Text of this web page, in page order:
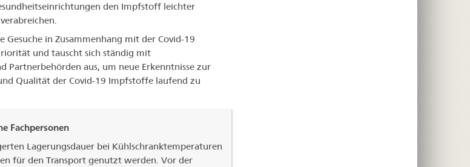
den Impfstoff leichter
Gesuche in Zusammenhang mit der Covid-19
und tauscht sich ständig mit
Partnerbehörden aus, um neue Erkenntnisse zur
Qualität der Covid-19 Impfstoffe laufend zu
Fachpersonen
Lagerungsdauer bei Kühlschranktemperaturen
für den Transport genutzt werden. Vor der